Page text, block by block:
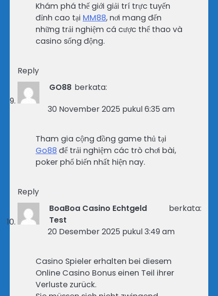
Khám phá thế giới giải trí trực tuyến
đỉnh cao tại MM88, nơi mang đến
những trải nghiệm cá cược thể thao và
casino sống động.
Reply
GO88 berkata:
30 November 2025 pukul 6:35 am
Tham gia cộng đồng game thủ tại
Go88 để trải nghiệm các trò chơi bài,
poker phổ biến nhất hiện nay.
Reply
BoaBoa Casino Echtgeld
Test
berkata:
20 Desember 2025 pukul 3:49 am
Casino Spieler erhalten bei diesem
Online Casino Bonus einen Teil ihrer
Verluste zurück.